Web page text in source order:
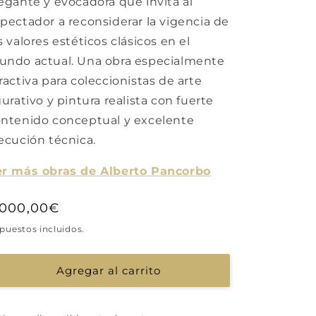
a reconsiderar la vigencia de
valores estéticos clásicos en el
actual. Una obra especialmente
para coleccionistas de arte
y pintura realista con fuerte
conceptual y excelente
técnica.
más obras de Alberto Pancorbo
incluidos.
Agregar al carrito